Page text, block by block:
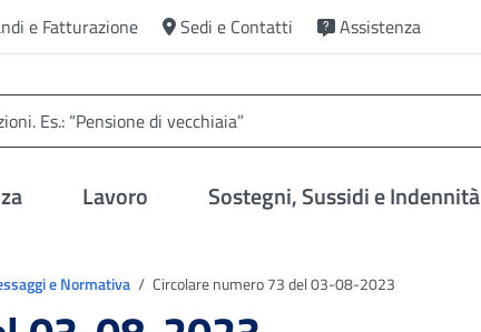
e Fatturazione Sedi e Contatti Assistenza
Lavoro Sostegni, Sussidi e Indennità
e Normativa Circolare numero 73 del 03-08-2023